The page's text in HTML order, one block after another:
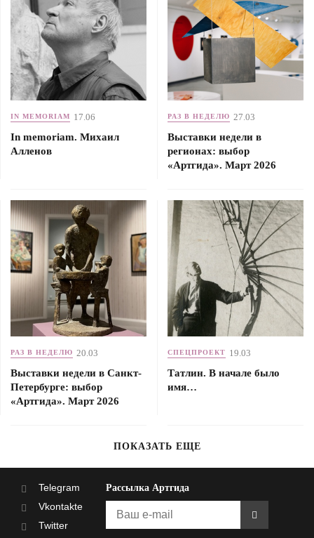
IN MEMORIAM 17.06
In memoriam. Михаил
Алленов
РАЗ В НЕДЕЛЮ 27.03
Выставки недели в
регионах: выбор
«Артгида». Март 2026
РАЗ В НЕДЕЛЮ 20.03
Выставки недели в Санкт-
Петербурге: выбор
«Артгида». Март 2026
СПЕЦПРОЕКТ 19.03
Татлин. В начале было
имя…
ПОКАЗАТЬ ЕЩЕ
Telegram
Vkontakte
Twitter
Рассылка Артгида